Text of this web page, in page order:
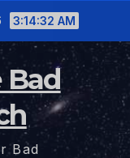
3:14:33 AM
Bad
Bad